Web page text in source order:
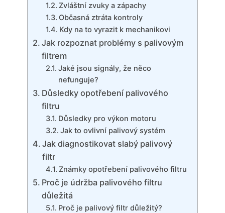
Zvláštní zvuky a zápachy
Občasná ztráta kontroly
Kdy na to vyrazit k mechanikovi
Jak rozpoznat problémy s palivovým
filtrem
Jaké jsou signály, že něco
nefunguje?
Důsledky opotřebení palivového
filtru
Důsledky pro výkon motoru
Jak to ovlivní palivový systém
Jak diagnostikovat slabý palivový
filtr
Známky opotřebení palivového filtru
Proč je údržba palivového filtru
důležitá
Proč je palivový filtr důležitý?